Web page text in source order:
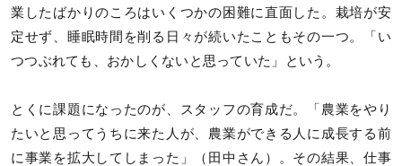
業したばかりのころはいくつかの困難に直面した。栽培が安
定せず、睡眠時間を削る日々が続いたこともその一つ。「い
つつぶれても、おかしくないと思っていた」という。
とくに課題になったのが、スタッフの育成だ。「農業をやり
たいと思ってうちに来た人が、農業ができる人に成長する前
に事業を拡大してしまった」（田中さん）。その結果、仕事